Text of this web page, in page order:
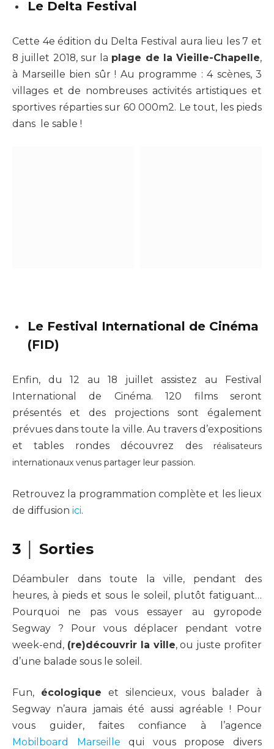
Le Delta Festival
Cette 4e édition du Delta Festival aura lieu les 7 et
8 juillet 2018, sur la plage de la Vieille-Chapelle,
à Marseille bien sûr ! Au programme : 4 scènes, 3
villages et de nombreuses activités artistiques et
sportives réparties sur 60 000m2. Le tout, les pieds
dans le sable !
Le Festival International de Cinéma
(FID)
Enfin, du 12 au 18 juillet assistez au Festival
International de Cinéma. 120 films seront
présentés et des projections sont également
prévues dans toute la ville. Au travers d’expositions
et tables rondes découvrez des réalisateurs
internationaux venus partager leur passion.
Retrouvez la programmation complète et les lieux
de diffusion ici.
3 │ Sorties
Déambuler dans toute la ville, pendant des
heures, à pieds et sous le soleil, plutôt fatiguant…
Pourquoi ne pas vous essayer au gyropode
Segway ? Pour vous déplacer pendant votre
week-end, (re)découvrir la ville, ou juste profiter
d’une balade sous le soleil.
Fun, écologique et silencieux, vous balader à
Segway n’aura jamais été aussi agréable ! Pour
vous guider, faites confiance à l’agence
Mobilboard Marseille qui vous propose divers